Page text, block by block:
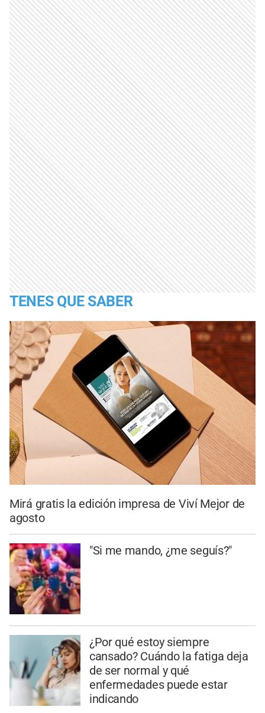
TENES QUE SABER
Mirá gratis la edición impresa de Viví Mejor de
agosto
"Si me mando, ¿me seguís?"
¿Por qué estoy siempre
cansado? Cuándo la fatiga deja
de ser normal y qué
enfermedades puede estar
indicando